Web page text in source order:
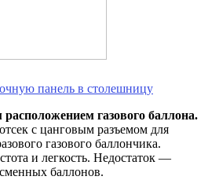
панель в столешницу
газового баллона.
с цанговым разъемом для
газового баллончика.
и легкость. Недостаток —
баллонов.